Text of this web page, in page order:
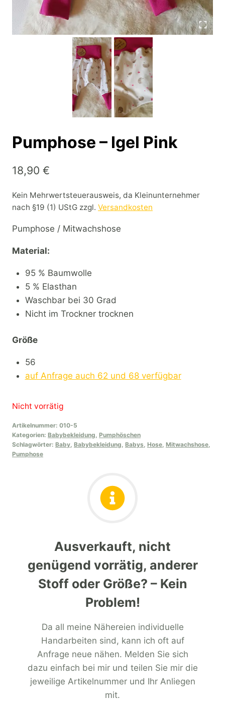
Pumphose – Igel Pink
18,90 €
Kein Mehrwertsteuerausweis, da Kleinunternehmer
nach §19 (1) UStG zzgl. Versandkosten
Pumphose / Mitwachshose
Material:
95 % Baumwolle
5 % Elasthan
Waschbar bei 30 Grad
Nicht im Trockner trocknen
Größe
56
auf Anfrage auch 62 und 68 verfügbar
Nicht vorrätig
Artikelnummer: 010-5
Kategorien: Babybekleidung, Pumphöschen
Schlagwörter: Baby, Babybekleidung, Babys, Hose, Mitwachshose,
Pumphose
Ausverkauft, nicht
genügend vorrätig, anderer
Stoff oder Größe? – Kein
Problem!
Da all meine Nähereien individuelle
Handarbeiten sind, kann ich oft auf
Anfrage neue nähen. Melden Sie sich
dazu einfach bei mir und teilen Sie mir die
jeweilige Artikelnummer und Ihr Anliegen
mit.